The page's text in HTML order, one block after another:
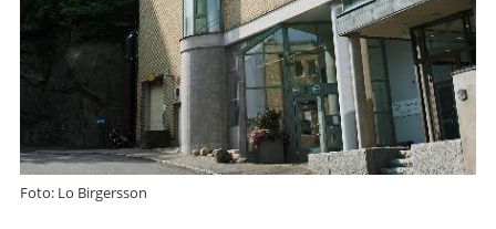
Foto: Lo Birgersson